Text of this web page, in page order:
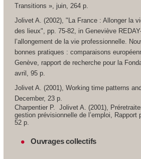
Transitions », juin, 264 p.
Jolivet A. (2002), "La France : Allonger la
des lieux", pp. 75-82, in Geneviève
l’allongement de la vie professionnelle.
bonnes pratiques : comparaisons
Genève, rapport de recherche pour la
avril, 95 p.
Jolivet A. (2001), Working time patterns
December, 23 p.
Charpentier P. Jolivet A. (2001),
gestion prévisionnelle de l’emploi, Rapport
52 p.
Ouvrages collectifs